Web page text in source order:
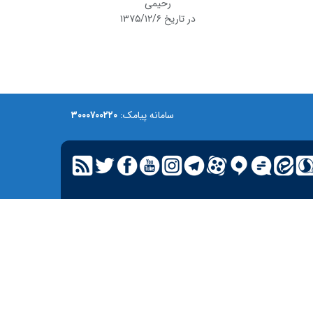
رحیمی
در تاریخ ۱۳۷۵/۱۲/۶
سامانه پیامک: ۳۰۰۰۷۰۰۲۲۰